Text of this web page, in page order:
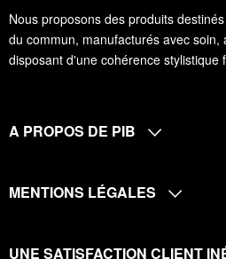
Nous proposons des produits
du commun, manufacturés avec
disposant d'une cohérence stylistique
A PROPOS DE PIB
MENTIONS LÉGALES
UNE SATISFACTION CLIENT